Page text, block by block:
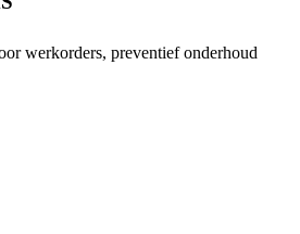
werkorders, preventief onderhoud